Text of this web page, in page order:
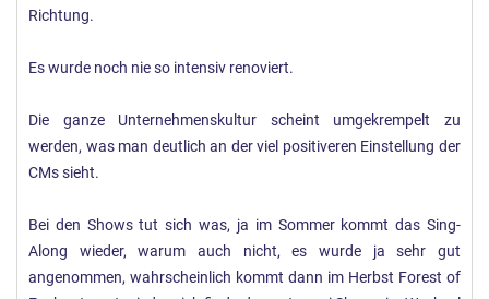
Richtung.
Es wurde noch nie so intensiv renoviert.
Die ganze Unternehmenskultur scheint umgekrempelt zu
werden, was man deutlich an der viel positiveren Einstellung der
CMs sieht.
Bei den Shows tut sich was, ja im Sommer kommt das Sing-
Along wieder, warum auch nicht, es wurde ja sehr gut
angenommen, wahrscheinlich kommt dann im Herbst Forest of